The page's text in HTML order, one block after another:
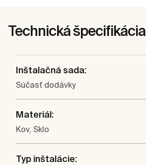
Technická špecifikácia
Inštalačná sada:
Súčasť dodávky
Materiál:
Kov, Sklo
Typ inštalácie: